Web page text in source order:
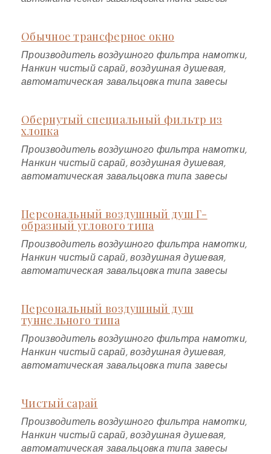
Обычное трансферное окно
Производитель воздушного фильтра намотки,
Нанкин чистый сарай, воздушная душевая,
автоматическая завальцовка типа завесы
Обернутый специальный фильтр из
хлопка
Производитель воздушного фильтра намотки,
Нанкин чистый сарай, воздушная душевая,
автоматическая завальцовка типа завесы
Персональный воздушный душ Г-
образный углового типа
Производитель воздушного фильтра намотки,
Нанкин чистый сарай, воздушная душевая,
автоматическая завальцовка типа завесы
Персональный воздушный душ
туннельного типа
Производитель воздушного фильтра намотки,
Нанкин чистый сарай, воздушная душевая,
автоматическая завальцовка типа завесы
Чистый сарай
Производитель воздушного фильтра намотки,
Нанкин чистый сарай, воздушная душевая,
автоматическая завальцовка типа завесы